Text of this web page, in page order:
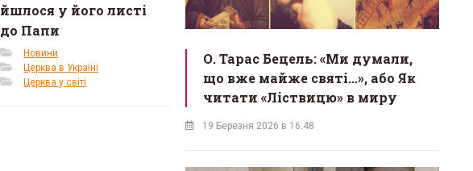
йшлося у його листі
до Папи
Новини
Церква в Україні
Церква у світі
О. Тарас Бецель: «Ми думали,
що вже майже святі...», або Як
читати «Ліствицю» в миру
19 Березня 2026 в 16:48